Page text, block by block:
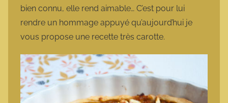
bien connu, elle rend aimable… C’est pour lui
rendre un hommage appuyé qu’aujourd’hui je
vous propose une recette très carotte.